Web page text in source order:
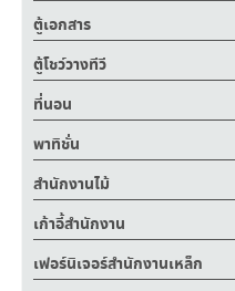
ตู้เอกสาร
ตู้โชว์วางทีวี
ที่นอน
พาทิชั่น
สำนักงานไม้
เก้าอี้สำนักงาน
เฟอร์นิเจอร์สำนักงานเหล็ก